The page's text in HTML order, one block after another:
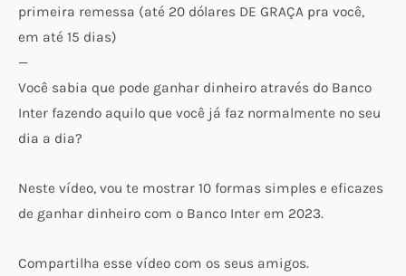
primeira remessa (até 20 dólares DE GRAÇA pra você,
em até 15 dias)
—
Você sabia que pode ganhar dinheiro através do Banco
Inter fazendo aquilo que você já faz normalmente no seu
dia a dia?
Neste vídeo, vou te mostrar 10 formas simples e eficazes
de ganhar dinheiro com o Banco Inter em 2023.
Compartilha esse vídeo com os seus amigos.